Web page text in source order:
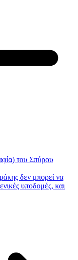
του Σπύρου
δεν μπορεί να
υποδομές, και